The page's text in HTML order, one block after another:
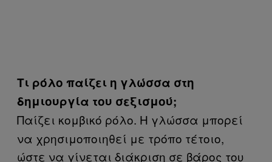
Τι ρόλο παίζει η γλώσσα στη
δημιουργία του σεξισμού;
Παίζει κομβικό ρόλο. Η γλώσσα μπορεί
να χρησιμοποιηθεί με τρόπο τέτοιο,
ώστε να γίνεται διάκριση σε βάρος του